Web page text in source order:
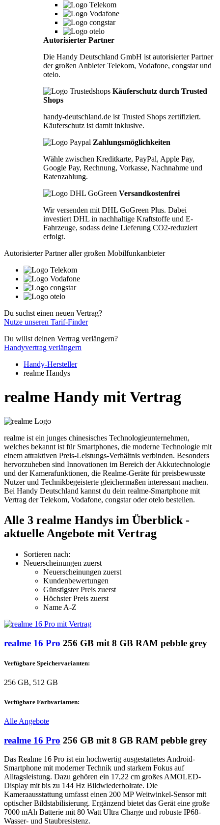
Autorisierter Partner
Die Handy Deutschland GmbH ist autorisierter Partner
der großen Anbieter Telekom, Vodafone, congstar und
otelo.
Käuferschutz durch Trusted
Shops
handy-deutschland.de ist Trusted Shops zertifiziert.
Käuferschutz ist damit inklusive.
Zahlungsmöglichkeiten
Wähle zwischen Kreditkarte, PayPal, Apple Pay,
Google Pay, Rechnung, Vorkasse, Nachnahme und
Ratenzahlung.
Versandkostenfrei
Wir versenden mit DHL GoGreen Plus. Dabei
investiert DHL in nachhaltige Kraftstoffe und E-
Fahrzeuge, sodass deine Lieferung CO2-reduziert
erfolgt.
Autorisierter Partner aller großen Mobilfunkanbieter
Du suchst einen neuen Vertrag?
Nutze unseren Tarif-Finder
Du willst deinen Vertrag verlängern?
Handyvertrag verlängern
Handy-Hersteller
realme Handys
realme Handy mit Vertrag
realme ist ein junges chinesisches Technologieunternehmen,
welches bekannt ist für Smartphones, die moderne Technologie mit
einem attraktiven Preis-Leistungs-Verhältnis verbinden. Besonders
hervorzuheben sind Innovationen im Bereich der Akkutechnologie
und der Kamerafunktionen, die Realme-Geräte für preisbewusste
Nutzer und Technikbegeisterte gleichermaßen interessant machen.
Bei Handy Deutschland kannst du dein realme-Smartphone mit
Vertrag der Telekom, Vodafone, congstar oder otelo bestellen.
Alle 3 realme Handys im Überblick -
aktuelle Angebote mit Vertrag
Sortieren nach:
Neuerscheinungen zuerst
Neuerscheinungen zuerst
Kundenbewertungen
Günstigster Preis zuerst
Höchster Preis zuerst
Name A-Z
realme 16 Pro 256 GB mit 8 GB RAM pebble grey
Verfügbare Speichervarianten:
256 GB, 512 GB
Verfügbare Farbvarianten:
Alle Angebote
realme 16 Pro 256 GB mit 8 GB RAM pebble grey
Das Realme 16 Pro ist ein hochwertig ausgestattetes Android-
Smartphone mit moderner Technik und starkem Fokus auf
Alltagsleistung. Dazu gehören ein 17,22 cm großes AMOLED-
Display mit bis zu 144 Hz Bildwiederholrate. Die
Kameraausstattung umfasst einen 200 MP Weitwinkel-Sensor mit
optischer Bildstabilisierung. Ergänzend bietet das Gerät eine große
7000 mAh Batterie mit 80 Watt Ultra Charge und robuste IP68-
Wasser- und Staubresistenz.